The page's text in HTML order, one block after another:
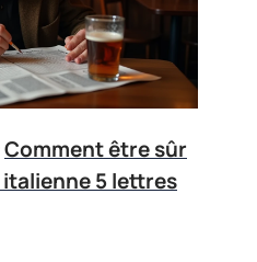
Comment être sûr
italienne 5 lettres